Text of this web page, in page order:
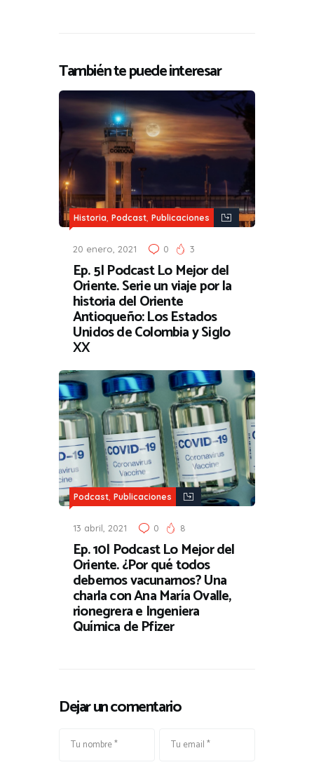
También te puede interesar
Historia, Podcast, Publicaciones
20 enero, 2021 0 3
Ep. 5| Podcast Lo Mejor del
Oriente. Serie un viaje por la
historia del Oriente
Antioqueño: Los Estados
Unidos de Colombia y Siglo
XX
Podcast, Publicaciones
13 abril, 2021 0 8
Ep. 10| Podcast Lo Mejor del
Oriente. ¿Por qué todos
debemos vacunarnos? Una
charla con Ana María Ovalle,
rionegrera e Ingeniera
Química de Pfizer
Dejar un comentario